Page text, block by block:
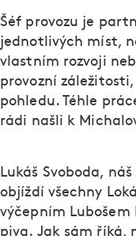
Šéf provozu je
jednotlivých míst,
vlastním rozvoji
provozní
pohledu. Téhle
rádi našli k
Lukáš Svoboda,
objíždí všechny
výčepním
piva. Jak sám říká,